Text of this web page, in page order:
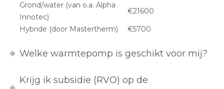
Grond/water (van o.a. Alpha
Innotec)
€21600
Hybride (door Mastertherm)
€5700
Welke warmtepomp is geschikt voor mij?
Krijg ik subsidie (RVO) op de